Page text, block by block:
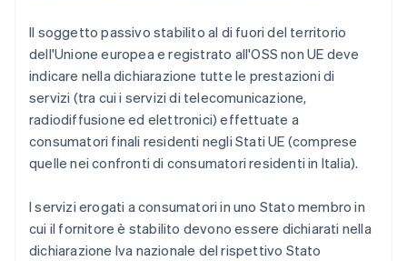
Il soggetto passivo stabilito al di fuori del territorio
dell'Unione europea e registrato all'OSS non UE deve
indicare nella dichiarazione tutte le prestazioni di
servizi (tra cui i servizi di telecomunicazione,
radiodiffusione ed elettronici) effettuate a
consumatori finali residenti negli Stati UE (comprese
quelle nei confronti di consumatori residenti in Italia).
I servizi erogati a consumatori in uno Stato membro in
cui il fornitore è stabilito devono essere dichiarati nella
dichiarazione Iva nazionale del rispettivo Stato